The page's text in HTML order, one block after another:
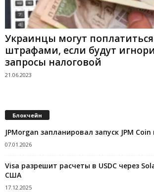
Украинцы могут
штрафами, если будут
запросы налоговой
21.06.2023
Блокчейн
JPMorgan запланировал запуск JPM
07.01.2026
Visa разрешит расчеты в USDC через
США
17.12.2025